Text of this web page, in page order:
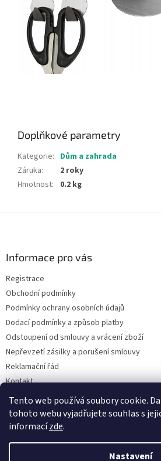
Tento web používá soubory cookie.
tohoto webu vyjadřujete souhlas s
informacízde.
Nastavení
Doplňkové parametry
Kategorie: Dům a zahrada
Záruka:
2 roky
Hmotnost: 0.2 kg
Informace pro vás
Registrace
Obchodní podmínky
Podmínky ochrany osobních údajů
Dodací podmínky a způsob platby
Odstoupení od smlouvy a vrácení zboží
Nepřevzetí zásilky a porušení smlouvy
Reklamační řád
Kontakt
Napište nám